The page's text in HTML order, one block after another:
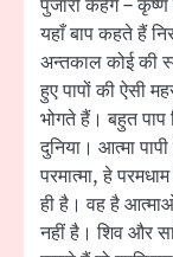
पुजारी कहेंगे –
यहाँ बाप कहते हैं
अन्तकाल कोई की
हुए पापों की ऐसी
भोगते हैं। बहुत
दुनिया। आत्मा
परमात्मा, हे
ही है। वह है
नहीं है। शिव और